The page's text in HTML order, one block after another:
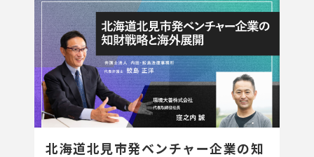
北海道北見市発ベンチャー企業の知